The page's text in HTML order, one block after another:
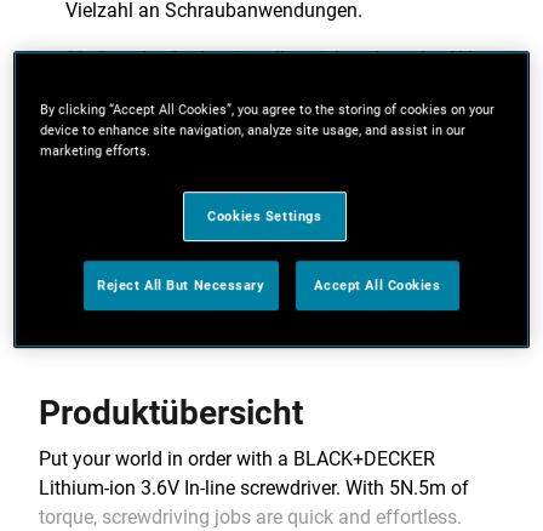
Vielzahl an Schraubanwendungen.
3¾ Stunden Ladezeit stellen sicher, dass der Akku-
einsatzbereit ist
Einfaches Umschalten zwischen Rechts-/Linkslauf
ermöglicht schnellen Wechsel zwischen Ein- und
Weitere Funktionen anzeigen
Produktübersicht
Put your world in order with a BLACK+DECKER
Lithium-ion 3.6V In-line screwdriver. With 5N.5m of
torque, screwdriving jobs are quick and effortless.
By clicking “Accept All Cookies”, you agree to the storing of cookies on your
device to enhance site navigation, analyze site usage, and assist in our
marketing efforts.
Cookies Settings
Reject All But Necessary Accept All Cookies